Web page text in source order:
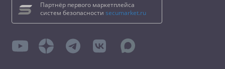
Партнёр первого маркетплейса
систем безопасности secumarket.ru